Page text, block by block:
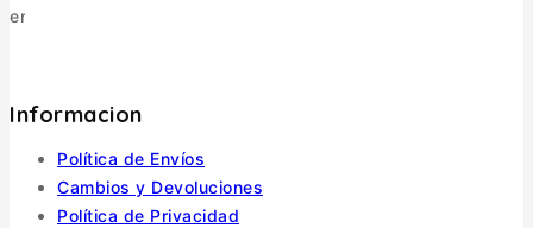
entusiastas.
Informacion
Política de Envíos
Cambios y Devoluciones
Política de Privacidad